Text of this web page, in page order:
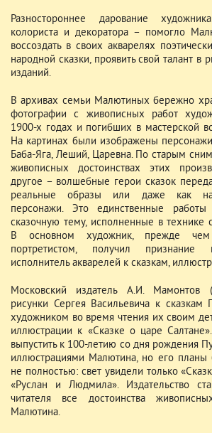
Разностороннее дарование
колориста и декоратора – помогло
воссоздать в своих акварелях
народной сказки, проявить свой талант в
изданий.
В архивах семьи Малютиных бережно
фотографии с живописных работ
1900-х годах и погибших в мастерской
На картинах были изображены
Баба-Яга, Леший, Царевна. По старым
живописных достоинствах этих
другое – волшебные герои сказок
реальные образы или даже как
персонажи. Это единственные
сказочную тему, исполненные в технике
В основном художник, прежде чем
портретистом, получил признание
исполнитель акварелей к сказкам,
Московский издатель А.И. Мамонтов
рисунки Сергея Васильевича к сказкам
художником во время чтения их своим
иллюстрации к «Сказке о царе
выпустить к 100-летию со дня рождения
иллюстрациями Малютина, но его планы
не полностью: свет увидели только
«Руслан и Людмила». Издательство
читателя все достоинства
Малютина.